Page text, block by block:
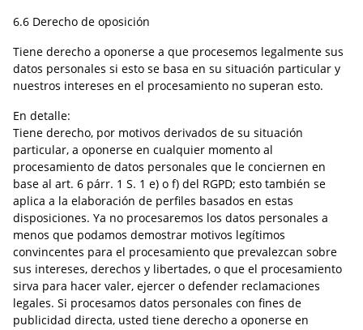
6.6 Derecho de oposición
Tiene derecho a oponerse a que procesemos legalmente sus
datos personales si esto se basa en su situación particular y
nuestros intereses en el procesamiento no superan esto.
En detalle:
Tiene derecho, por motivos derivados de su situación
particular, a oponerse en cualquier momento al
procesamiento de datos personales que le conciernen en
base al art. 6 párr. 1 S. 1 e) o f) del RGPD; esto también se
aplica a la elaboración de perfiles basados en estas
disposiciones. Ya no procesaremos los datos personales a
menos que podamos demostrar motivos legítimos
convincentes para el procesamiento que prevalezcan sobre
sus intereses, derechos y libertades, o que el procesamiento
sirva para hacer valer, ejercer o defender reclamaciones
legales. Si procesamos datos personales con fines de
publicidad directa, usted tiene derecho a oponerse en